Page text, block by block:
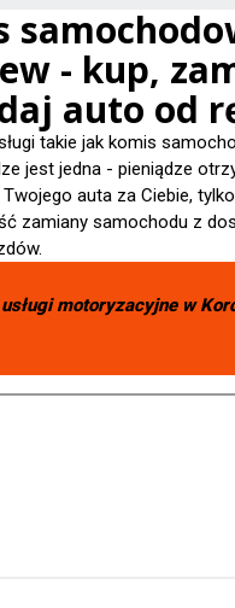
- kup,
auto od
takie jak komis
jest jedna - pieniądze
auta za Ciebie,
zamiany samochodu z
motoryzacyjne w